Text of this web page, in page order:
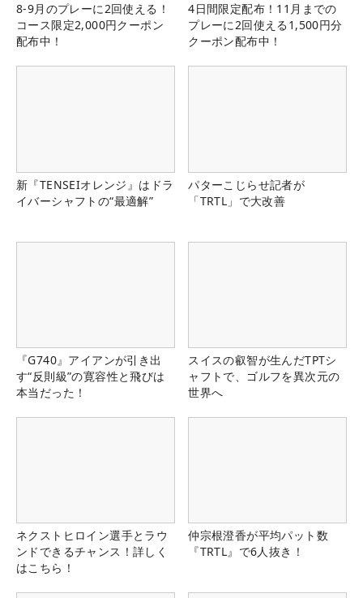
8-9月のプレーに2回使える！
コース限定2,000円クーポン
配布中！
4日間限定配布！11月までの
プレーに2回使える1,500円分
クーポン配布中！
新『TENSEIオレンジ』はドラ
イバーシャフトの“最適解”
パターこじらせ記者が
「TRTL」で大改善
『G740』アイアンが引き出
す“反則級”の寛容性と飛びは
本当だった！
スイスの叡智が生んだTPTシ
ャフトで、ゴルフを異次元の
世界へ
ネクストヒロイン選手とラウ
ンドできるチャンス！詳しく
はこちら！
仲宗根澄香が平均パット数
『TRTL』で6人抜き！